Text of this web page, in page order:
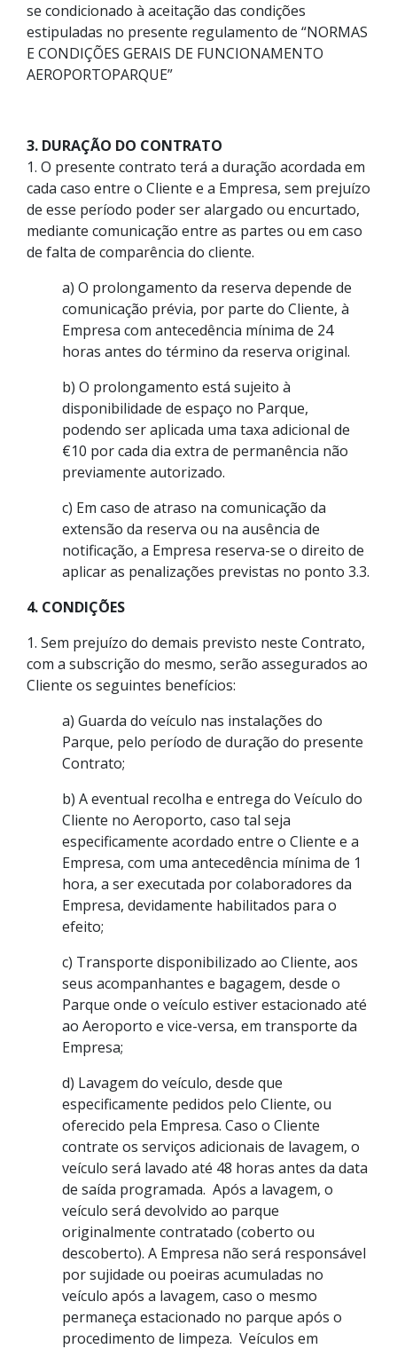
se condicionado à aceitação das condições
estipuladas no presente regulamento de “NORMAS
E CONDIÇÕES GERAIS DE FUNCIONAMENTO
AEROPORTOPARQUE”
3. DURAÇÃO DO CONTRATO
1. O presente contrato terá a duração acordada em
cada caso entre o Cliente e a Empresa, sem prejuízo
de esse período poder ser alargado ou encurtado,
mediante comunicação entre as partes ou em caso
de falta de comparência do cliente.
a) O prolongamento da reserva depende de
comunicação prévia, por parte do Cliente, à
Empresa com antecedência mínima de 24
horas antes do término da reserva original.
b) O prolongamento está sujeito à
disponibilidade de espaço no Parque,
podendo ser aplicada uma taxa adicional de
€10 por cada dia extra de permanência não
previamente autorizado.
c) Em caso de atraso na comunicação da
extensão da reserva ou na ausência de
notificação, a Empresa reserva-se o direito de
aplicar as penalizações previstas no ponto 3.3.
4. CONDIÇÕES
1. Sem prejuízo do demais previsto neste Contrato,
com a subscrição do mesmo, serão assegurados ao
Cliente os seguintes benefícios:
a) Guarda do veículo nas instalações do
Parque, pelo período de duração do presente
Contrato;
b) A eventual recolha e entrega do Veículo do
Cliente no Aeroporto, caso tal seja
especificamente acordado entre o Cliente e a
Empresa, com uma antecedência mínima de 1
hora, a ser executada por colaboradores da
Empresa, devidamente habilitados para o
efeito;
c) Transporte disponibilizado ao Cliente, aos
seus acompanhantes e bagagem, desde o
Parque onde o veículo estiver estacionado até
ao Aeroporto e vice-versa, em transporte da
Empresa;
d) Lavagem do veículo, desde que
especificamente pedidos pelo Cliente, ou
oferecido pela Empresa. Caso o Cliente
contrate os serviços adicionais de lavagem, o
veículo será lavado até 48 horas antes da data
de saída programada. Após a lavagem, o
veículo será devolvido ao parque
originalmente contratado (coberto ou
descoberto). A Empresa não será responsável
por sujidade ou poeiras acumuladas no
veículo após a lavagem, caso o mesmo
permaneça estacionado no parque após o
procedimento de limpeza. Veículos em